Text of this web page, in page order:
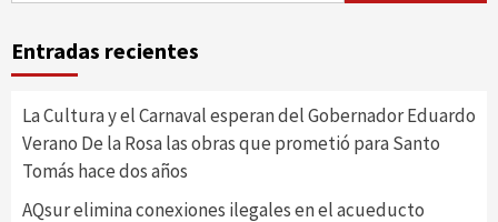
Entradas recientes
La Cultura y el Carnaval esperan del Gobernador Eduardo
Verano De la Rosa las obras que prometió para Santo
Tomás hace dos años
AQsur elimina conexiones ilegales en el acueducto